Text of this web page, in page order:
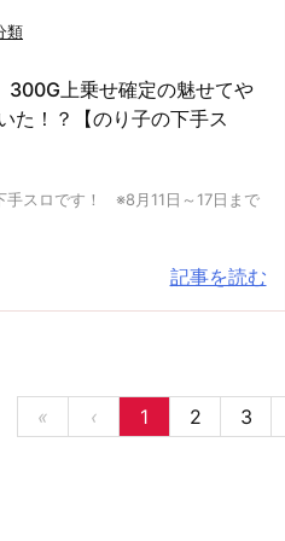
類
300G上乗せ確定の魅せてや
た！？【のり子の下手ス
スロです！ ※8月11日～17日まで
記事を読む
« ‹ 1 2 3